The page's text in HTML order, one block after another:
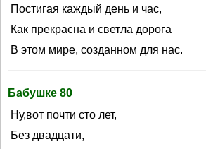
Постигая каждый день и час,
Как прекрасна и светла дорога
В этом мире, созданном для нас.
Бабушке 80
Ну,вот почти сто лет,
Без двадцати,